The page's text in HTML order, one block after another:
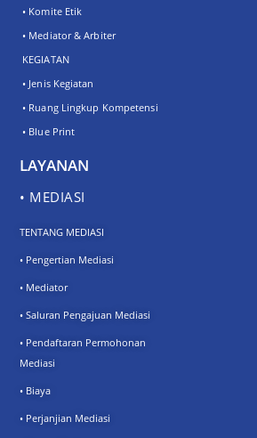
• Komite Etik
• Mediator & Arbiter
KEGIATAN
• Jenis Kegiatan
• Ruang Lingkup Kompetensi
• Blue Print
LAYANAN
• MEDIASI
TENTANG MEDIASI
• Pengertian Mediasi
• Mediator
• Saluran Pengajuan Mediasi
• Pendaftaran Permohonan
Mediasi
• Biaya
• Perjanjian Mediasi